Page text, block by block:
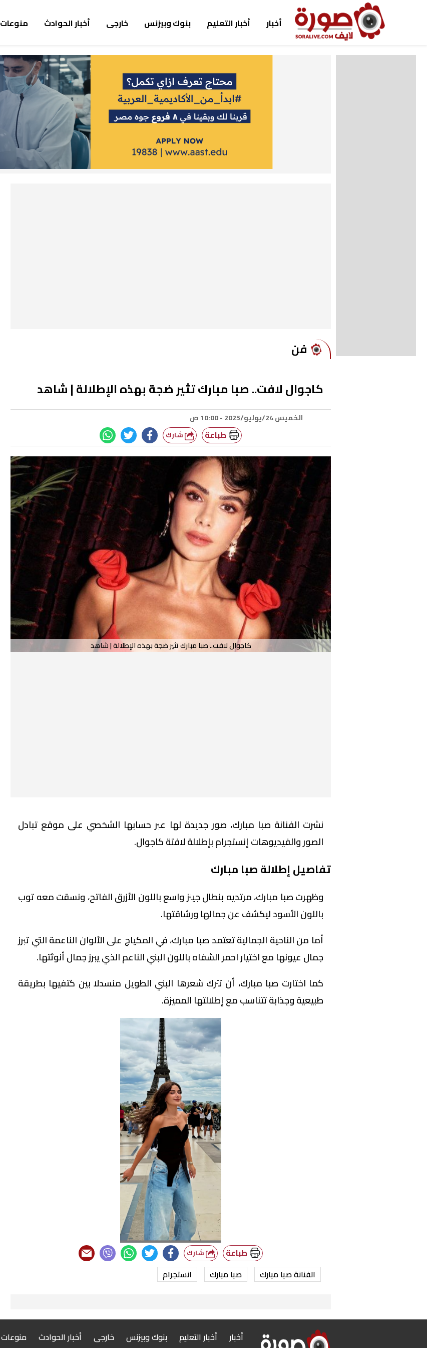
أخبار أخبار التعليم بنوك وبيزنس خارجى أخبار الحوادث منوعات
فن
كاجوال لافت.. صبا مبارك تثير ضجة بهذه الإطلالة | شاهد
الخميس 24/يوليو/2025 - 10:00 ص
طباعة
كاجوال لافت.. صبا مبارك تثير ضجة بهذه الإطلالة | شاهد
نشرت الفنانة صبا مبارك، صور جديدة لها عبر حسابها الشخصي على موقع تبادل
الصور والفيديوهات إنستجرام بإطلالة لافتة كاجوال.
تفاصيل إطلالة صبا مبارك
وظهرت صبا مبارك، مرتديه بنطال جينز واسع باللون الأزرق الفاتح، ونسقت معه توب
باللون الأسود ليكشف عن جمالها ورشاقتها.
أما من الناحية الجمالية تعتمد صبا مبارك، في المكياج على الألوان الناعمة التي تبرز
جمال عيونها مع اختيار احمر الشفاه باللون البني الناعم الذي يبرز جمال أنوثتها.
كما اختارت صبا مبارك، أن تترك شعرها البني الطويل منسدلا بين كتفيها بطريقة
طبيعية وجذابة تتناسب مع إطلالتها المميزة.
طباعة
الفنانة صبا مبارك صبا مبارك انستجرام
أخبار أخبار التعليم بنوك وبيزنس خارجى أخبار الحوادث منوعات